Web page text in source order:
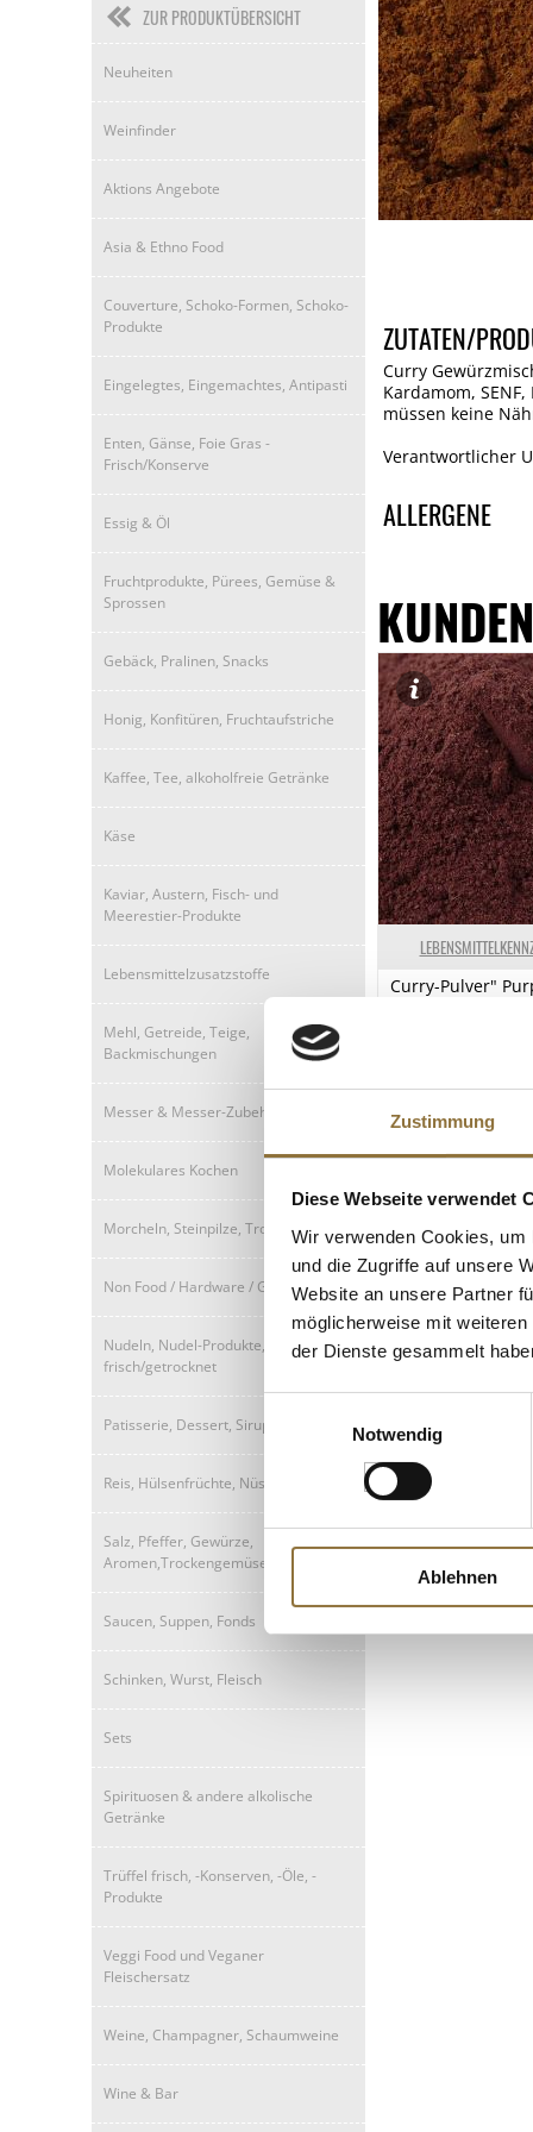
Zustimmung
Diese Webseite verwendet
Wir verwenden Cookies,
und die Zugriffe auf unsere
Website an unsere Partner
möglicherweise mit
der Dienste gesammelt
Notwendig
Ablehnen
ZUR PRODUKTÜBERSICHT
Neuheiten
Weinfinder
Aktions Angebote
Asia & Ethno Food
Couverture, Schoko-Formen, Schoko-
Produkte
Eingelegtes, Eingemachtes, Antipasti
Enten, Gänse, Foie Gras -
Frisch/Konserve
Essig & Öl
Fruchtprodukte, Pürees, Gemüse &
Sprossen
Gebäck, Pralinen, Snacks
Honig, Konfitüren, Fruchtaufstriche
Kaffee, Tee, alkoholfreie Getränke
Käse
Kaviar, Austern, Fisch- und
Meerestier-Produkte
Lebensmittelzusatzstoffe
Mehl, Getreide, Teige,
Backmischungen
Messer & Messer-Zubehör
Molekulares Kochen
Morcheln, Steinpilze, Trockenpilze
Non Food / Hardware / Grillzubehör
Nudeln, Nudel-Produkte,
frisch/getrocknet
Patisserie, Dessert, Sirup
Reis, Hülsenfrüchte, Nüsse, Maronen
Salz, Pfeffer, Gewürze,
Aromen,Trockengemüse
Saucen, Suppen, Fonds
Schinken, Wurst, Fleisch
Sets
Spirituosen & andere alkolische
Getränke
Trüffel frisch, -Konserven, -Öle, -
Produkte
Veggi Food und Veganer
Fleischersatz
Weine, Champagner, Schaumweine
Wine & Bar
ZUTATEN/
Curry
Kardamom,
müssen keine
Verantwortlicher
ALLERGENE
Senf
Curry-Pulver"
Produkt nur für
verfügbar.